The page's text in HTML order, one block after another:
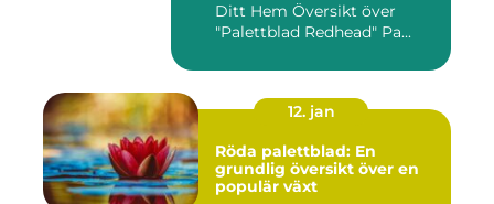
Ditt Hem Översikt över
"Palettblad Redhead" Pa...
12. jan
Röda palettblad: En
grundlig översikt över en
populär växt